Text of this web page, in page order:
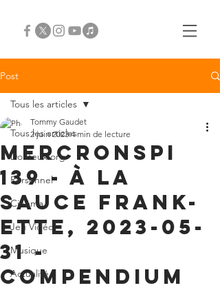
Post
Tous les articles
Douteux.org
Personnel
Cinéma
Jeu Vidéo
Musique
Actualité
Tous les articles
Mercronspi
139 - À la
Sauce Frank-
ette, 2023-05-
31 -
COMPENDIUM
Tommy Gaudet
2 juin 2023 4 min de lecture